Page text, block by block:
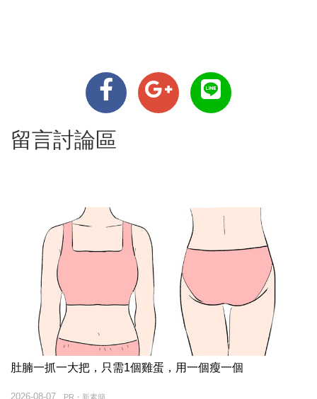
留言討論區
肚腩一抓一大把，只需1個雞蛋，用一個瘦一個
PR・新素簡
2026-08-07